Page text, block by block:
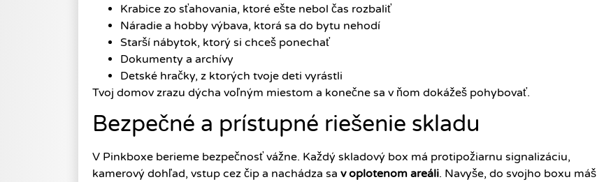
Krabice zo sťahovania, ktoré ešte nebol čas rozbaliť
Náradie a hobby výbava, ktorá sa do bytu nehodí
Starší nábytok, ktorý si chceš ponechať
Dokumenty a archívy
Detské hračky, z ktorých tvoje deti vyrástli
Tvoj domov zrazu dýcha voľným miestom a konečne sa v ňom dokážeš pohybovať.
Bezpečné a prístupné riešenie skladu
V Pinkboxe berieme bezpečnosť vážne. Každý skladový box má protipožiarnu signalizáciu,
kamerový dohľad, vstup cez čip a nachádza sa v oplotenom areáli. Navyše, do svojho boxu máš